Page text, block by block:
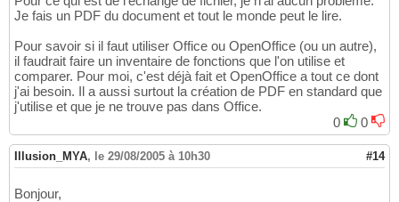
Je fais un PDF du document et tout le monde peut le lire.
Pour savoir si il faut utiliser Office ou OpenOffice (ou un autre),
il faudrait faire un inventaire de fonctions que l'on utilise et
comparer. Pour moi, c'est déjà fait et OpenOffice a tout ce dont
j'ai besoin. Il a aussi surtout la création de PDF en standard que
j'utilise et que je ne trouve pas dans Office.
0
0
Illusion_MYA, le 29/08/2005 à 10h30 #14
Bonjour,